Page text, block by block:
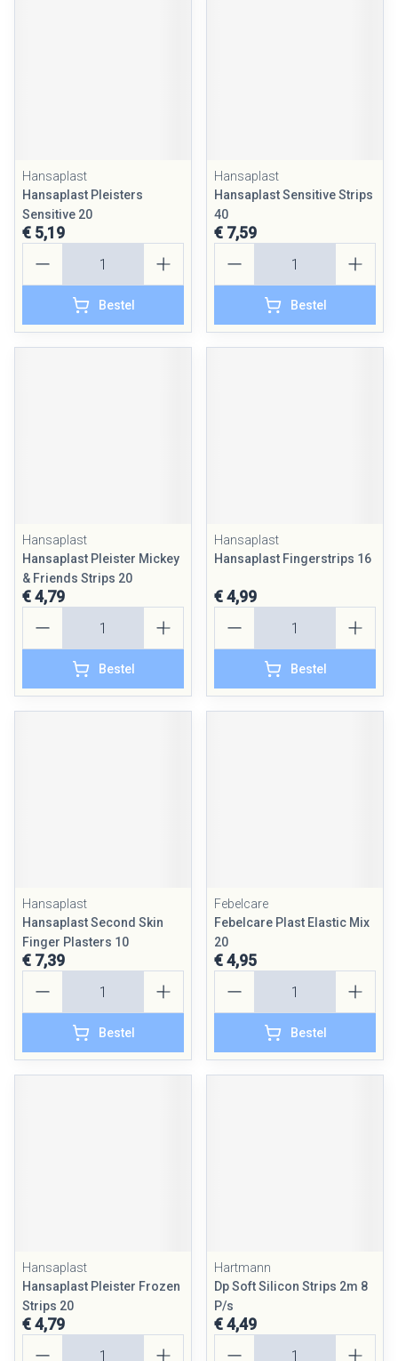
Hansaplast
Hansaplast Pleisters
Sensitive 20
€ 5,19
Bestel
Hansaplast
Hansaplast Sensitive Strips
40
€ 7,59
Bestel
Hansaplast
Hansaplast Pleister Mickey
& Friends Strips 20
€ 4,79
Bestel
Hansaplast
Hansaplast Fingerstrips 16
€ 4,99
Bestel
Hansaplast
Hansaplast Second Skin
Finger Plasters 10
€ 7,39
Bestel
Febelcare
Febelcare Plast Elastic Mix
20
€ 4,95
Bestel
Hansaplast
Hansaplast Pleister Frozen
Strips 20
€ 4,79
Hartmann
Dp Soft Silicon Strips 2m 8
P/s
€ 4,49